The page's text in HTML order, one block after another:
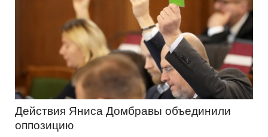
Действия Яниса Домбравы объединили
оппозицию